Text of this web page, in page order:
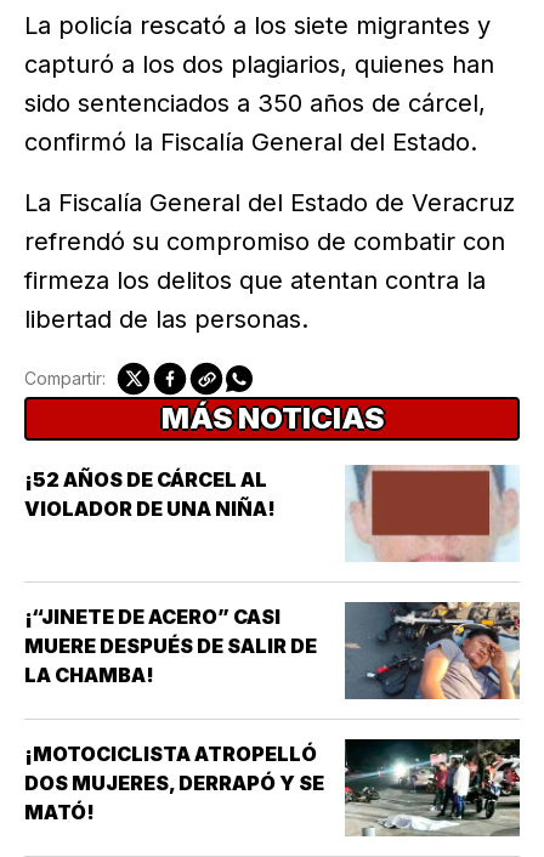
La policía rescató a los siete migrantes y
capturó a los dos plagiarios, quienes han
sido sentenciados a 350 años de cárcel,
confirmó la Fiscalía General del Estado.
La Fiscalía General del Estado de Veracruz
refrendó su compromiso de combatir con
firmeza los delitos que atentan contra la
libertad de las personas.
Compartir:
MÁS NOTICIAS
¡52 AÑOS DE CÁRCEL AL
VIOLADOR DE UNA NIÑA!
¡“JINETE DE ACERO” CASI
MUERE DESPUÉS DE SALIR DE
LA CHAMBA!
¡MOTOCICLISTA ATROPELLÓ
DOS MUJERES, DERRAPÓ Y SE
MATÓ!